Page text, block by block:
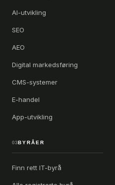
AI-utvikling
SEO
AEO
Digital markedsføring
CMS-systemer
E-handel
App-utvikling
03 BYRÅER
Finn rett IT-byrå